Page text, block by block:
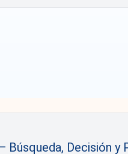
Decisión y